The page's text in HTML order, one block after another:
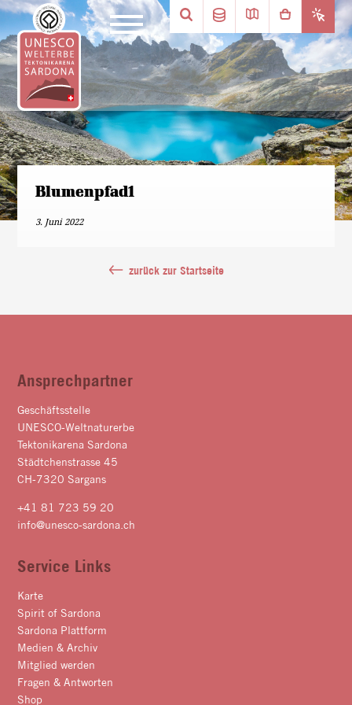
Blumenpfad1
3. Juni 2022
zurück zur Startseite
Ansprechpartner
Geschäftsstelle
UNESCO-Weltnaturerbe
Tektonikarena Sardona
Städtchenstrasse 45
CH-7320 Sargans
+41 81 723 59 20
info@unesco-sardona.ch
Service Links
Karte
Spirit of Sardona
Sardona Plattform
Medien & Archiv
Mitglied werden
Fragen & Antworten
Shop